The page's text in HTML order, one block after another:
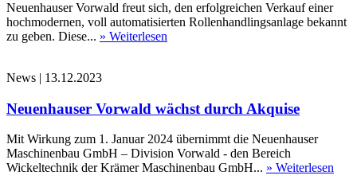
Neuenhauser Vorwald freut sich, den erfolgreichen Verkauf einer
hochmodernen, voll automatisierten Rollenhandlingsanlage bekannt
zu geben. Diese... » Weiterlesen
News | 13.12.2023
Neuenhauser Vorwald wächst durch Akquise
Mit Wirkung zum 1. Januar 2024 übernimmt die Neuenhauser
Maschinenbau GmbH – Division Vorwald - den Bereich
Wickeltechnik der Krämer Maschinenbau GmbH... » Weiterlesen